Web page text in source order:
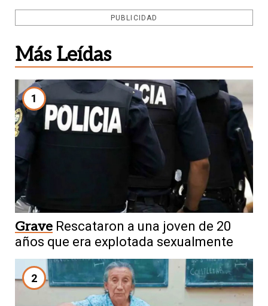
PUBLICIDAD
Más Leídas
1
Grave Rescataron a una joven de 20
años que era explotada sexualmente
2